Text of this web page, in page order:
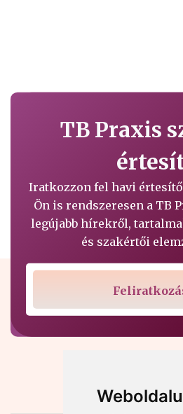
TB Praxis
Iratkozzon fel havi
Ön is rendszeresen a TB
legújabb hírekről,
és szakértői